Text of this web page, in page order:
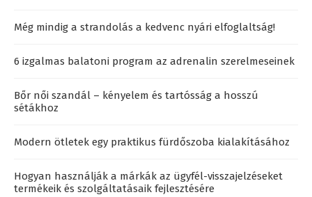
Még mindig a strandolás a kedvenc nyári elfoglaltság!
6 izgalmas balatoni program az adrenalin szerelmeseinek
Bőr női szandál – kényelem és tartósság a hosszú
sétákhoz
Modern ötletek egy praktikus fürdőszoba kialakításához
Hogyan használják a márkák az ügyfél-visszajelzéseket
termékeik és szolgáltatásaik fejlesztésére